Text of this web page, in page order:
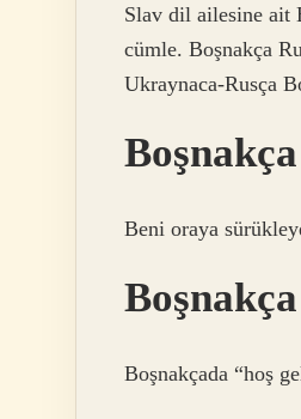
Slav dil ailesine ait
cümle. Boşnakça
Ukraynaca-Rusça
Beni oraya
Boşnakçada “hoş